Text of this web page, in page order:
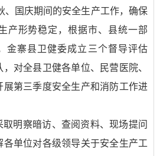
、国庆期间的安全生产工作，确保
产形势稳定，根据市、县统一部
金寨县卫健委成立三个督导评估
对全县卫健各单位、民营医院、
第三季度安全生产和消防工作进
取明察暗访、查阅资料、现场提问
单位对各级领导关于安全生产工